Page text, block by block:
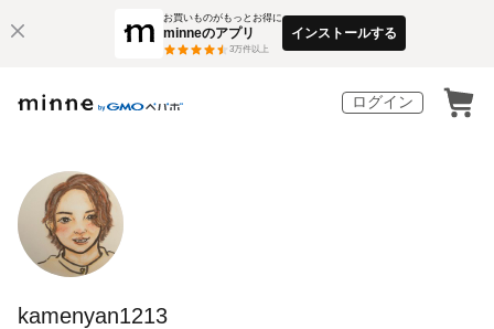
お買いものがもっとお得に
minneのアプリ
3万件以上
インストールする
ログイン
kamenyan1213